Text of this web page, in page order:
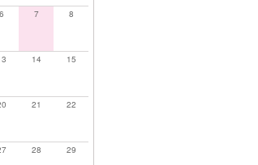
6 7 8
14 15
21 22
28 29